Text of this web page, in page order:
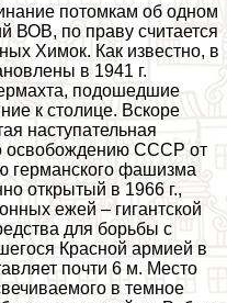
потомкам об одном
ВОВ, по праву считается
Химок. Как известно, в
в 1941 г.
подошедшие
к столице. Вскоре
наступательная
освобождению СССР от
германского фашизма
открытый в 1966 г.,
ежей – гигантской
для борьбы с
Красной армией в
почти 6 м. Место
в темное